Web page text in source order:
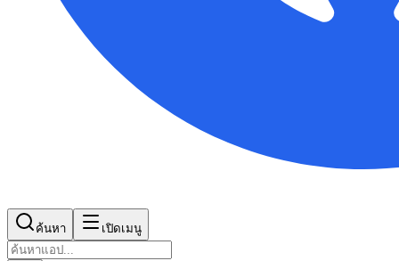
ค้นหา เปิดเมนู